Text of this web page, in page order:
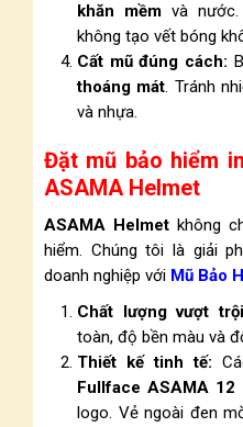
khăn mềm và nước.
không tạo vết bóng
Cất mũ đúng cách:
thoáng mát. Tránh
và nhựa.
Đặt mũ bảo hiểm
ASAMA Helmet
ASAMA Helmetkhông
hiểm. Chúng tôi là giải
doanh nghiệp với Mũ Bảo
Chất lượng vượt
toàn, độ bền màu và
Thiết kế tinh tế:
Fullface ASAMA 12
logo. Vẻ ngoài đen